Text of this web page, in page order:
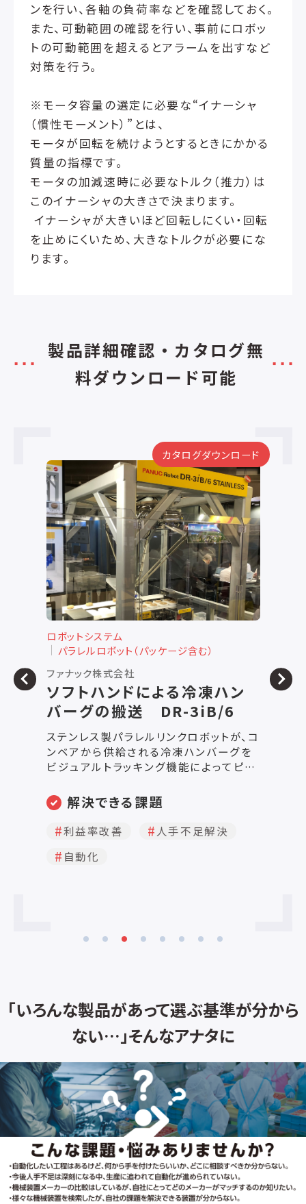
ンを行い、各軸の負荷率などを確認しておく。
また、可動範囲の確認を行い、事前にロボッ
トの可動範囲を超えるとアラームを出すなど
対策を行う。
※モータ容量の選定に必要な“イナーシャ
（慣性モーメント）”とは、
モータが回転を続けようとするときにかかる
質量の指標です。
モータの加減速時に必要なトルク（推力）は
このイナーシャの大きさで決まります。
イナーシャが大きいほど回転しにくい・回転
を止めにくいため、大きなトルクが必要にな
ります。
製品詳細確認・カタログ無
料ダウンロード可能
カタログダウンロード
ロボットシステム
パラレルロボット（パッケージ含む）
株式会社バイナス
高速ピッキング ロボットアプ
リケーション
高速ピッキングロボットアプリケーション
従来の生産現場では、大量に流れてくる
ワークを大勢の作業者がコンベアの両側
ためにワークを位置決めする装置が必要
でした。 高速ピッキングロボットアプリケ
ーションは、位置決めされていないワーク
を２Ｄビジョンカメラで認識し高速ロボッ
トが追跡し、ピッキングします。（これをビ
か方法がない ５．周辺装置も含めて自動
化することができるシステムインテグレー
タを探している 当社は、数多くの実績で
リューションを提供します。 １．パラレルリ
ンクロボット ”ロボットメーカーにとらわ
れないベストソリューションをご提案しま
す“ 高速で動作するパラレルリンクロボッ
トの特性を熟知し、制御技術に長じていま
す。 お客様の環境、工程、仕様に応じて、
最適なロボットを選定します。 ２．高速で
も高精度 エンドエフェクタ 1分間に60
個以上のワークをピッキングし、正確に置
解決できる課題
品質向上
歩留まり改善
新素材
サ
「いろんな製品があって選ぶ基準が分から
ない…」そんなアナタに